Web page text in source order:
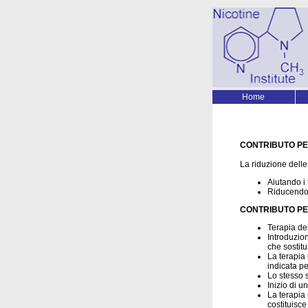
Home
CONTRIBUTO
La riduzione
Aiutando i
CONTRIBUTO
Terapia
che
La
indicata
Lo stesso
Inizio di
La